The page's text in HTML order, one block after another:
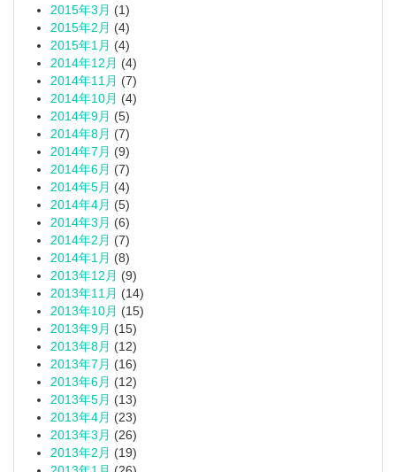
2015年3月 (1)
2015年2月 (4)
2015年1月 (4)
2014年12月 (4)
2014年11月 (7)
2014年10月 (4)
2014年9月 (5)
2014年8月 (7)
2014年7月 (9)
2014年6月 (7)
2014年5月 (4)
2014年4月 (5)
2014年3月 (6)
2014年2月 (7)
2014年1月 (8)
2013年12月 (9)
2013年11月 (14)
2013年10月 (15)
2013年9月 (15)
2013年8月 (12)
2013年7月 (16)
2013年6月 (12)
2013年5月 (13)
2013年4月 (23)
2013年3月 (26)
2013年2月 (19)